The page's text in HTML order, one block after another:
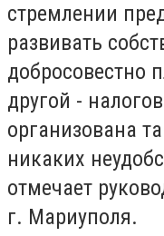
стремлении
развивать
добросовестно
другой -
организована
никаких
отмечает
г. Мариуполя.